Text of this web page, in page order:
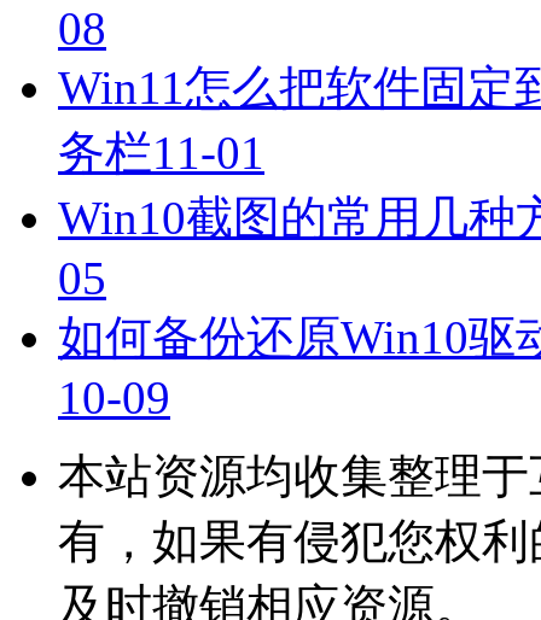
08
Win11怎么把软件固定
务栏11-01
Win10截图的常用几种
05
如何备份还原Win10驱
10-09
本站资源均收集整理
有，如果有侵犯您权
及时撤销相应资源。